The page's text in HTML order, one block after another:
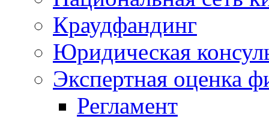
Краудфандинг
Юридическая
Экспертная оценка
Регламент